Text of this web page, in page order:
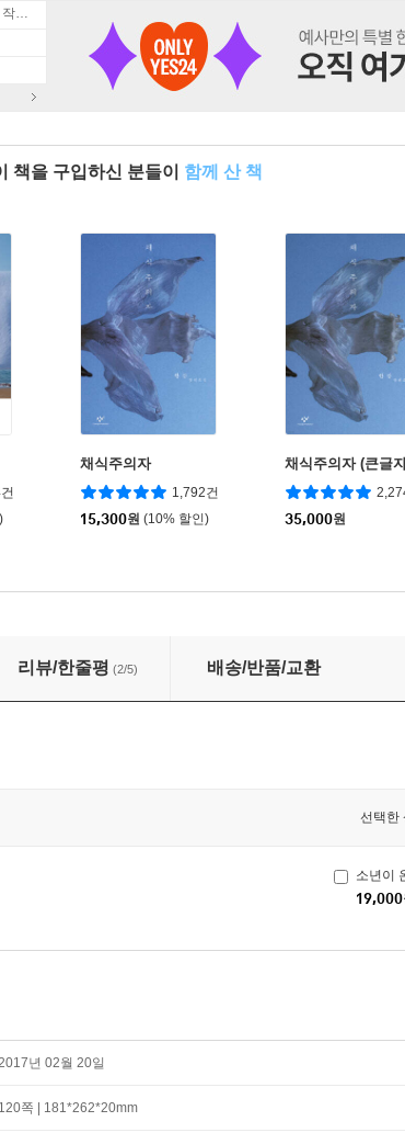
뮤지컬 〈휴남동 서점〉X 황보름 작가 북토크
책을 구입하신 분들이 함께 산 책
채식주의자
1,792건
15,300원 (10% 할인)
채식주의자 (큰글
35,000원
리뷰/한줄평 (2/5) 배송/반품/교환
선택한
소년이
19,000
년 02월 20일
120쪽 | 181*262*20mm